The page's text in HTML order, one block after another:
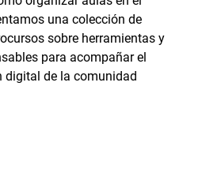
una colección de
sobre herramientas y
para acompañar el
digital de la comunidad